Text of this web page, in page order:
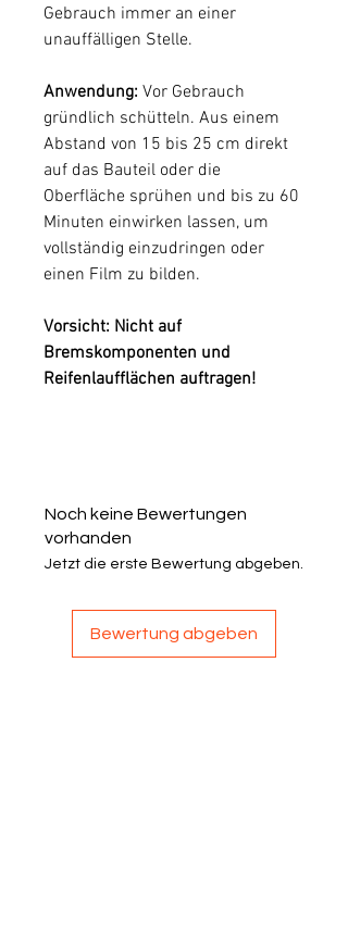
Gebrauch immer an einer
unauffälligen Stelle.
Anwendung: Vor Gebrauch
gründlich schütteln. Aus einem
Abstand von 15 bis 25 cm direkt
auf das Bauteil oder die
Oberfläche sprühen und bis zu 60
Minuten einwirken lassen, um
vollständig einzudringen oder
einen Film zu bilden.
Vorsicht: Nicht auf
Bremskomponenten und
Reifenlaufflächen auftragen!
Noch keine Bewertungen
vorhanden
Jetzt die erste Bewertung abgeben.
Bewertung abgeben